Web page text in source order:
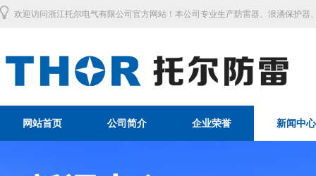
欢迎访问浙江托尔电气有限公司官方网站！本公司专业生产防雷器、浪涌保护器
网站首页 公司简介 企业荣誉 新闻中心